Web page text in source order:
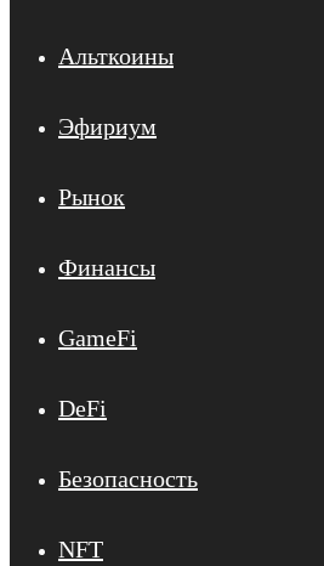
Альткоины
Эфириум
Рынок
Финансы
GameFi
DeFi
Безопасность
NFT